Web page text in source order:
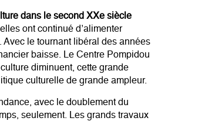
dans le second XXe siècle
ont continué d’alimenter
Avec le tournant libéral des années
baisse. Le Centre Pompidou
diminuent, cette grande
culturelle de grande ampleur.
avec le doublement du
seulement. Les grands travaux